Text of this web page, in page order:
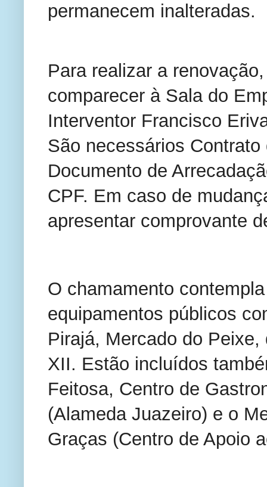
permanecem inalteradas.
Para realizar a
comparecer à Sala do
Interventor Francisco
São necessários
Documento de
CPF. Em caso de
apresentar comprovante
O chamamento
equipamentos públicos
Pirajá, Mercado do
XII. Estão incluídos
Feitosa, Centro de
(Alameda Juazeiro) e o
Graças (Centro de Apoio